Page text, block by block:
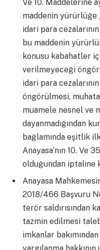
Ve 10. Maddelerine
maddenin
idari para
bu maddenin
konusu kabahatler
verilmeyeceği
idari para
öngörülmesi,
muamele nesnel ve
dayanmadığından
bağlamında eşitlik
Anayasa’nın 10. Ve
olduğundan iptaline
Anayasa
2018/466 Başvuru
terör saldırısından
tazmin edilmesi
imkanlar
yargılanma